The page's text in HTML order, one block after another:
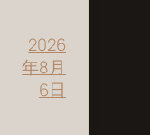
2026
年8月
6日